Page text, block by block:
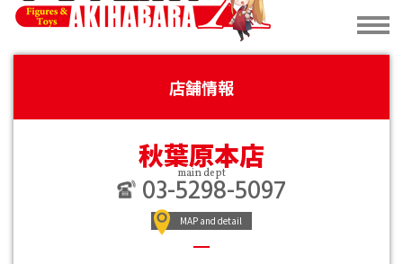
宅配買取のご案内
店舗情報
秋葉原本店
main dept
03-5298-5097
MAP and detail